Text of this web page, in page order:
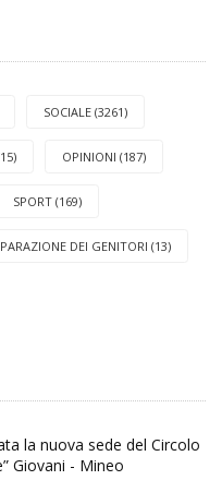
SOCIALE (3261)
OPINIONI (187)
SPORT (169)
DEI GENITORI (13)
la nuova sede del Circolo
Giovani - Mineo